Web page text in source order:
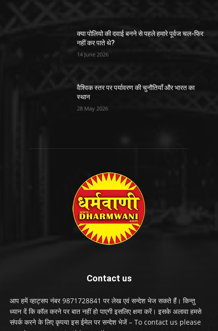
क्या पोलियो की दवाई बनने से पहले हमारे पूर्वज चल-फिर
नहीं कर पाते थे?
14 June 2026
वैश्विक स्तर पर पर्यावरण की चुनौतियाँ और भारत का
स्थान
28 May 2026
Contact us
आप हमें व्हाट्सप नंबर 9871728841 पर लेख एवं सन्देश भेज सकते हैं। किन्तु
ध्यान दें कि कॉल करने पर बात नहीं हो पाएगी इसलिए क्षमा करें। इसके अलावा हमसे
संपर्क करने के लिए कृपया इस ईमेल पर सन्देश भेजें – To contact us please